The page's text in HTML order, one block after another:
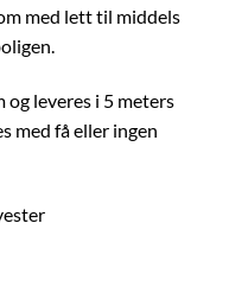
med lett til middels
og leveres i 5 meters
med få eller ingen